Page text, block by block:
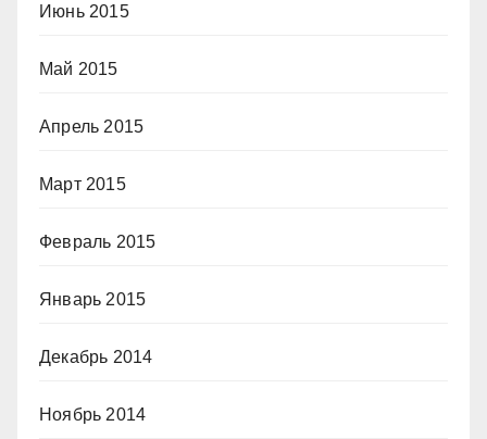
Июнь 2015
Май 2015
Апрель 2015
Март 2015
Февраль 2015
Январь 2015
Декабрь 2014
Ноябрь 2014